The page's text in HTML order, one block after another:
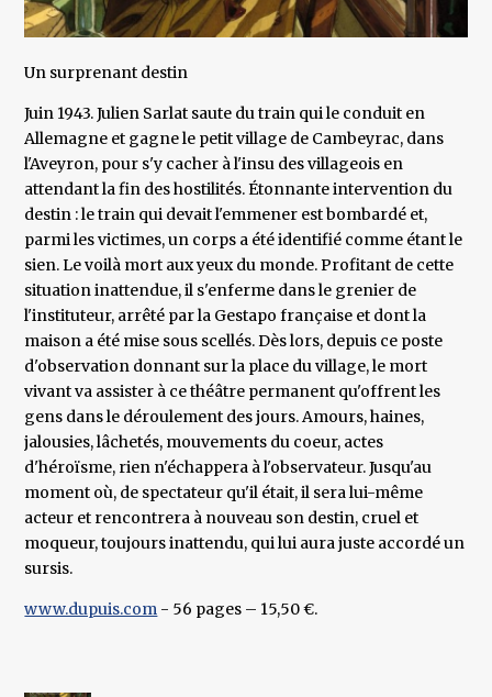
Un surprenant destin
Juin 1943. Julien Sarlat saute du train qui le conduit en
Allemagne et gagne le petit village de Cambeyrac, dans
l'Aveyron, pour s'y cacher à l'insu des villageois en
attendant la fin des hostilités. Étonnante intervention du
destin : le train qui devait l'emmener est bombardé et,
parmi les victimes, un corps a été identifié comme étant le
sien. Le voilà mort aux yeux du monde. Profitant de cette
situation inattendue, il s'enferme dans le grenier de
l'instituteur, arrêté par la Gestapo française et dont la
maison a été mise sous scellés. Dès lors, depuis ce poste
d'observation donnant sur la place du village, le mort
vivant va assister à ce théâtre permanent qu'offrent les
gens dans le déroulement des jours. Amours, haines,
jalousies, lâchetés, mouvements du coeur, actes
d'héroïsme, rien n'échappera à l'observateur. Jusqu'au
moment où, de spectateur qu'il était, il sera lui-même
acteur et rencontrera à nouveau son destin, cruel et
moqueur, toujours inattendu, qui lui aura juste accordé un
sursis.
www.dupuis.com - 56 pages – 15,50 €.